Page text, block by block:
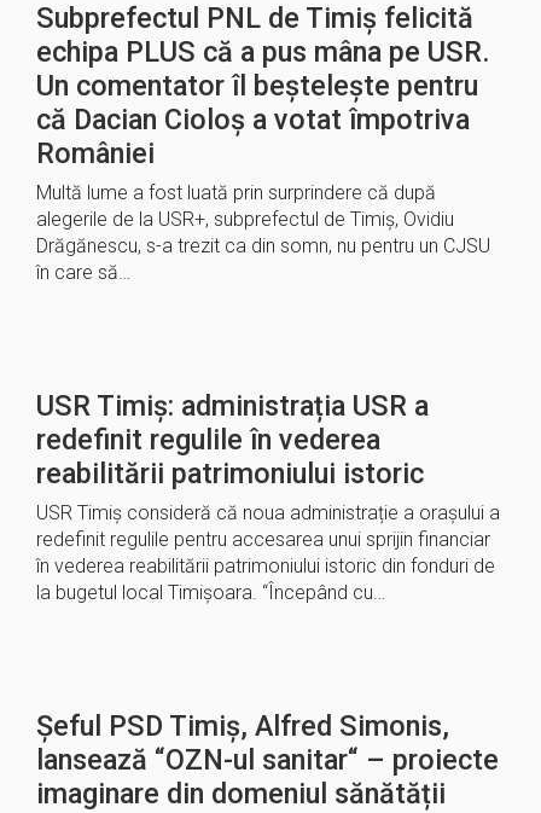
Subprefectul PNL de Timiș felicită
echipa PLUS că a pus mâna pe USR.
Un comentator îl beștelește pentru
că Dacian Cioloș a votat împotriva
României
Multă lume a fost luată prin surprindere că după
alegerile de la USR+, subprefectul de Timiș, Ovidiu
Drăgănescu, s-a trezit ca din somn, nu pentru un CJSU
în care să…
USR Timiș: administrația USR a
redefinit regulile în vederea
reabilitării patrimoniului istoric
USR Timiș consideră că noua administrație a orașului a
redefinit regulile pentru accesarea unui sprijin financiar
în vederea reabilitării patrimoniului istoric din fonduri de
la bugetul local Timișoara. “Începând cu…
Șeful PSD Timiș, Alfred Simonis,
lansează “OZN-ul sanitar“ – proiecte
imaginare din domeniul sănătății